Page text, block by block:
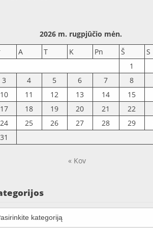
2026 m. rugpjūčio mėn.
A T K Pn Š
S
1
3
4 5 6 7 8
10
11 12 13 14 15
17
18 19 20 21 22
24
25 26 27 28 29
31
« Kov